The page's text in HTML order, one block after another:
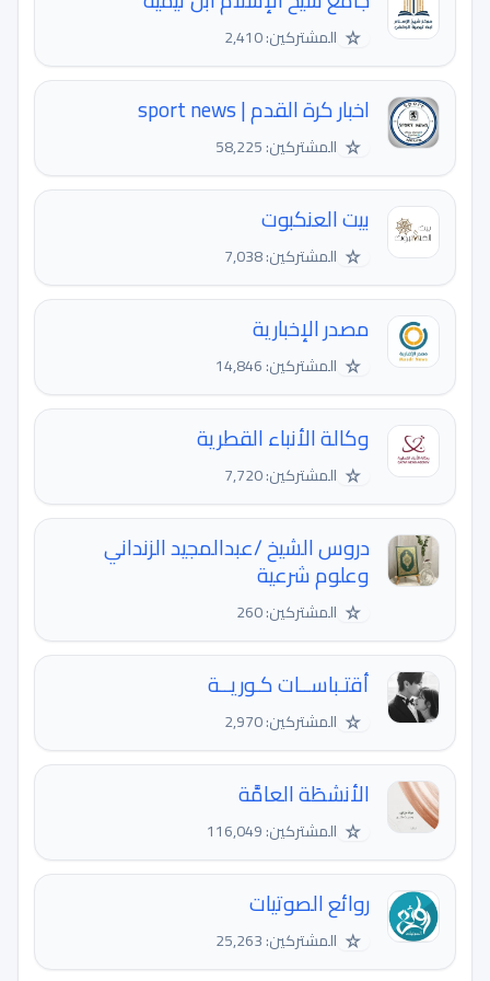
☆ المشتركين: 2,410
اخبار كرة القدم | sport news
☆ المشتركين: 58,225
بيت العنكبوت
☆ المشتركين: 7,038
مصدر الإخبارية
☆ المشتركين: 14,846
وكالة الأنباء القطرية
☆ المشتركين: 7,720
دروس الشيخ /عبدالمجيد الزنداني
وعلوم شرعية
☆ المشتركين: 260
أقتـباســات كـوريــة
☆ المشتركين: 2,970
الأنشطَة العامَّة
☆ المشتركين: 116,049
روائع الصوتيات
☆ المشتركين: 25,263